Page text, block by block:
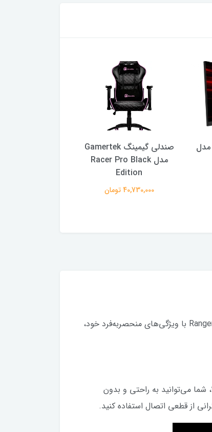
مانیتور 27 اینج MSI مدل
صندلی گیمینگ Gamertek
مدل Racer Pro Black
Edition
40,730,000 تومان
به دنبال یک موس گیمینگ حرفه‌ای با عملکرد بی‌نظیر و طراحی ارگونومیک هستید؟ موس بی‌سیم ردراگون Ranger Lite M910-KS با ویژگی‌های منحصربه‌فرد خود،
موس ردراگون Ranger Lite M910-KS از دو حالت اتصال بی‌سیم و باسیم پشتیبانی می‌کند. در حالت بی‌سیم، با دانگل 2.4، شما می‌توانید به راحتی و بدون